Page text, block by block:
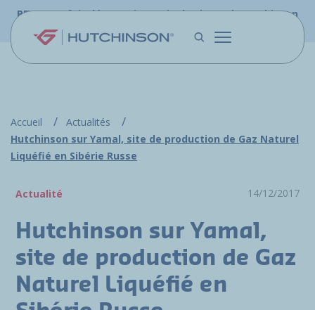
Aller au contenu principal
PFW.aero fait désormais partie du site web Hutchinson
Accueil
Actualités
Hutchinson sur Yamal, site de production de Gaz Naturel
Liquéfié en Sibérie Russe
Actualité 14/12/2017
Hutchinson sur Yamal,
site de production de Gaz
Naturel Liquéfié en